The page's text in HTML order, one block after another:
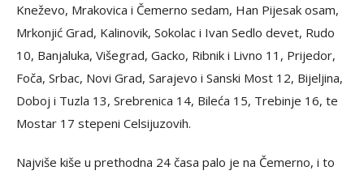
Kneževo, Mrakovica i Čemerno sedam, Han Pijesak osam,
Mrkonjić Grad, Kalinovik, Sokolac i Ivan Sedlo devet, Rudo
10, Banjaluka, Višegrad, Gacko, Ribnik i Livno 11, Prijedor,
Foča, Srbac, Novi Grad, Sarajevo i Sanski Most 12, Bijeljina,
Doboj i Tuzla 13, Srebrenica 14, Bileća 15, Trebinje 16, te
Mostar 17 stepeni Celsijuzovih.
Najviše kiše u prethodna 24 časa palo je na Čemerno, i to